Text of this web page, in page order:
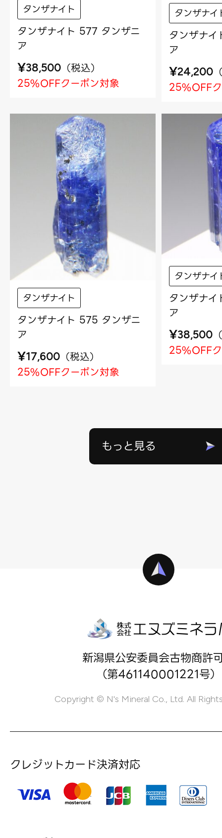
タンザナイト
タンザナイト 577 タンザニ
ア
¥38,500 （税込）
25%OFFクーポン対象
タンザナイ
タンザナ
ア
¥24,200
25%OFF
タンザナイト
タンザナイト 575 タンザニ
ア
¥17,600 （税込）
25%OFFクーポン対象
タンザナイ
タンザナ
ア
¥38,500 （
25%OFF
もっと見る
新潟県公安委員会古物商許
（第461140001221号）
Copyright © N's Mineral Co., Ltd. All
クレジットカード決済対応